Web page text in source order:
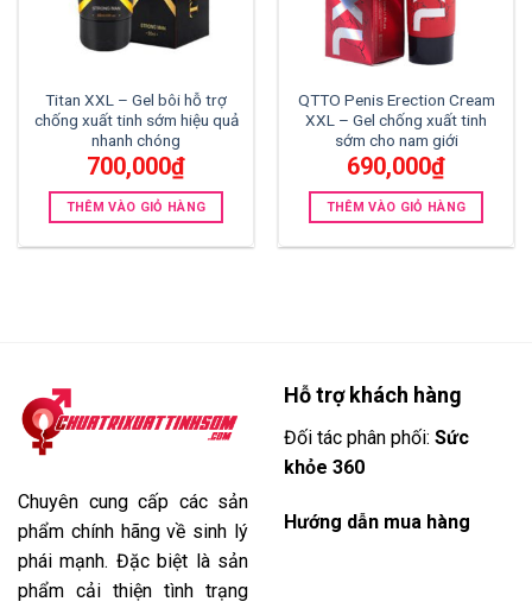
Titan XXL – Gel bôi hỗ trợ
chống xuất tinh sớm hiệu quả
nhanh chóng
700,000₫
THÊM VÀO GIỎ HÀNG
QTTO Penis Erection Cream
XXL – Gel chống xuất tinh
sớm cho nam giới
690,000₫
THÊM VÀO GIỎ HÀNG
Chuyên cung cấp các sản
phẩm chính hãng về sinh lý
phái mạnh. Đặc biệt là sản
phẩm cải thiện tình trạng
Hỗ trợ khách hàng
Đối tác phân phối: Sức
khỏe 360
Hướng dẫn mua hàng